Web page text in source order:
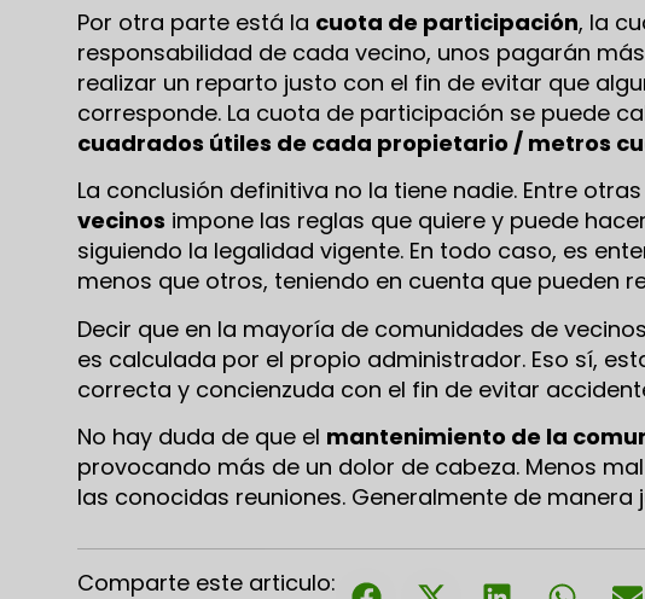
Por otra parte está la cuota de participación, la
responsabilidad de cada vecino, unos pagarán
realizar un reparto justo con el fin de evitar que
corresponde. La cuota de participación se puede
cuadrados útiles de cada propietario / metros
La conclusión definitiva no la tiene nadie. Entre
vecinos impone las reglas que quiere y puede
siguiendo la legalidad vigente. En todo caso, es
menos que otros, teniendo en cuenta que pueden
Decir que en la mayoría de comunidades de
es calculada por el propio administrador. Eso sí,
correcta y concienzuda con el fin de evitar
No hay duda de que el mantenimiento de la
provocando más de un dolor de cabeza. Menos
las conocidas reuniones. Generalmente de manera
Comparte este articulo: